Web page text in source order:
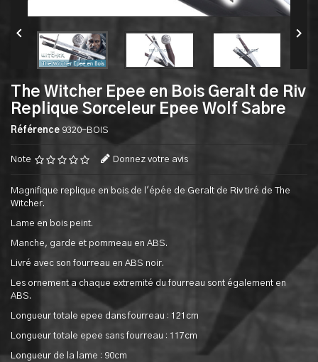
 
The Witcher Epee en Bois Geralt de Riv
Replique Sorceleur Epee Wolf Sabre
Référence 9320-BOIS
Note Donnez votre avis
Magnifique replique en bois de l'épée de Geralt de Riv tiré de The
Witcher.
Lame en bois peint.
Manche, garde et pommeau en ABS.
Livré avec son fourreau en ABS noir.
Les ornement a chaque extremité du fourreau sont également en
ABS.
Longueur totale epee dans fourreau : 121cm
Longueur totale epee sans fourreau : 117cm
Longueur de la lame : 90cm